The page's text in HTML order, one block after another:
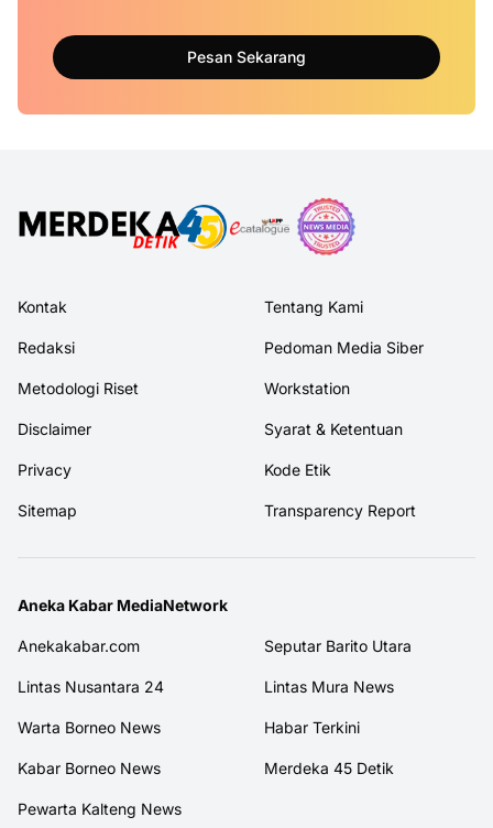
Pesan Sekarang
Kontak Tentang Kami
Redaksi Pedoman Media Siber
Metodologi Riset Workstation
Disclaimer Syarat & Ketentuan
Privacy Kode Etik
Sitemap Transparency Report
Aneka Kabar MediaNetwork
Anekakabar.com Seputar Barito Utara
Lintas Nusantara 24 Lintas Mura News
Warta Borneo News Habar Terkini
Kabar Borneo News Merdeka 45 Detik
Pewarta Kalteng News